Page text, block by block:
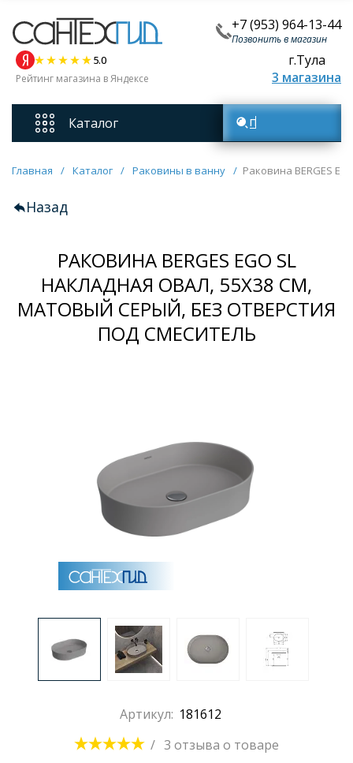
+7 (953) 964-13-44
Позвонить в магазин
5.0
Рейтинг магазина в Яндексе
г.Тула
3 магазина
Каталог
Смесители
Унитазы
Мебель для ванных комнат
Ванны
Душевые кабины
Полотенцесушители
Аксессуары для ванных комнат
Зеркала
Душевые поддоны
Душевые уголки и ограждения
Трапы для душевых
Поиск товаров
Главная / Каталог / Раковины в ванну / Раковина BERGES
Назад
РАКОВИНА BERGES EGO SL
НАКЛАДНАЯ ОВАЛ, 55X38 СМ,
МАТОВЫЙ СЕРЫЙ, БЕЗ ОТВЕРСТИЯ
ПОД СМЕСИТЕЛЬ
Артикул: 181612
/ 3 отзыва о товаре